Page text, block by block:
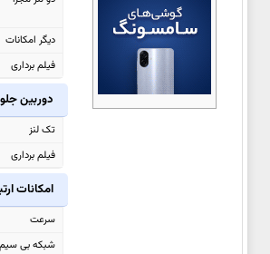
ویوو iQOO 15 Ultra
دیگر امکانات
فیلم برداری
دوربین
تک لنز
فیلم برداری
امکانات
سرعت
شبکه بی سیم